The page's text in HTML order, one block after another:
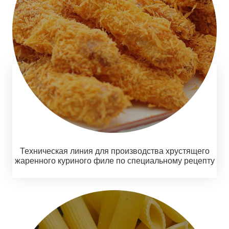
Техническая линия для производства хрустящего
жаренного куриного филе по специальному рецепту